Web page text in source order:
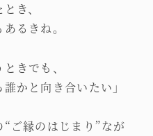
き、
るきね。
きでも、
かと向き合いたい」
ご縁のはじまり”なが